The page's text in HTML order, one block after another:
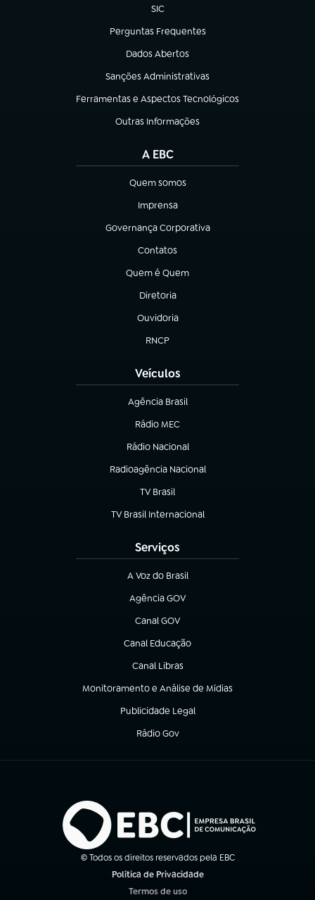
SIC
(abre em nova aba)
Perguntas Frequentes
(abre em nova aba)
Dados Abertos
(abre em nova aba)
Sanções Administrativas
(abre em nova aba)
Ferramentas e Aspectos Tecnológicos
(abre em nova aba)
Outras Informações
(abre em nova aba)
A EBC
Quem somos
(abre em nova aba)
Imprensa
(abre em nova aba)
Governança Corporativa
(abre em nova aba)
Contatos
(abre em nova aba)
Quem é Quem
(abre em nova aba)
Diretoria
(abre em nova aba)
Ouvidoria
(abre em nova aba)
RNCP
(abre em nova aba)
Veículos
Agência Brasil
(abre em nova aba)
Rádio MEC
(abre em nova aba)
Rádio Nacional
Radioagência Nacional
(abre em nova aba)
TV Brasil
(abre em nova aba)
TV Brasil Internacional
(abre em nova aba)
Serviços
A Voz do Brasil
(abre em nova aba)
Agência GOV
(abre em nova aba)
Canal GOV
(abre em nova aba)
Canal Educação
(abre em nova aba)
Canal Libras
(abre em nova aba)
Monitoramento e Análise de Mídias
(abre em nova aba)
Publicidade Legal
(abre em nova aba)
Rádio Gov
(abre em nova aba)
© Todos os direitos reservados pela EBC
Política de Privacidade
Termos de uso